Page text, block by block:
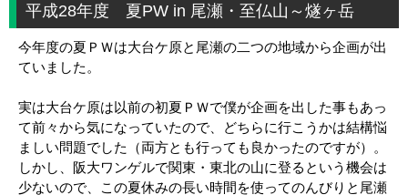
平成28年度 夏PW in 尾瀬・至仏山～燧ヶ岳
今年度の夏ＰＷは大台ケ原と尾瀬の二つの地域から企画が出
ていました。
実は大台ケ原は以前の初夏ＰＷで僕が企画を出した事もあっ
て前々から気になっていたので、どちらに行こうかは結構悩
ましい問題でした（両方とも行っても良かったのですが）。
しかし、阪大ワンゲルで関東・東北の山に登るという機会は
少ないので、この夏休みの長い時間を使ってのんびりと尾瀬